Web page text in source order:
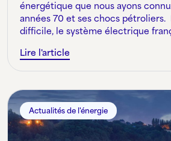
énergétique que nous ayons
années 70 et ses chocs pétroliers.
difficile, le système électrique
Lire l'article
Actualités de l'énergie